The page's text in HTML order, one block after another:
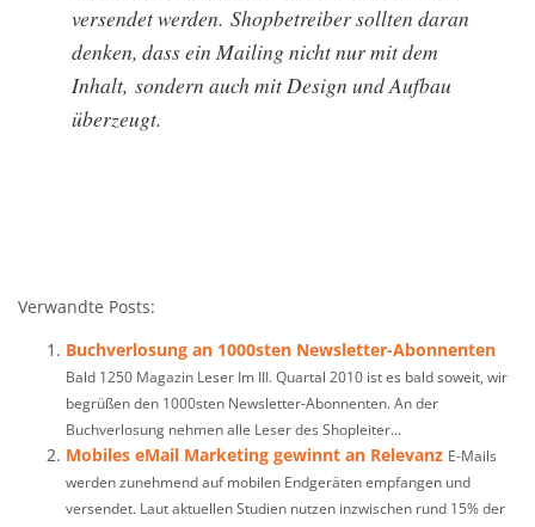
versendet werden. Shopbetreiber sollten daran
denken, dass ein Mailing nicht nur mit dem
Inhalt, sondern auch mit Design und Aufbau
überzeugt.
Verwandte Posts:
Buchverlosung an 1000sten Newsletter-Abonnenten
Bald 1250 Magazin Leser Im III. Quartal 2010 ist es bald soweit, wir
begrüßen den 1000sten Newsletter-Abonnenten. An der
Buchverlosung nehmen alle Leser des Shopleiter...
Mobiles eMail Marketing gewinnt an Relevanz E-Mails
werden zunehmend auf mobilen Endgeräten empfangen und
versendet. Laut aktuellen Studien nutzen inzwischen rund 15% der